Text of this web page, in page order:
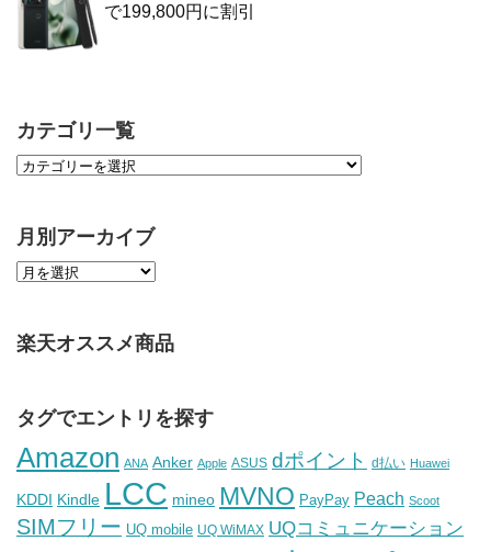
で199,800円に割引
カテゴリ一覧
月別アーカイブ
楽天オススメ商品
タグでエントリを探す
Amazon ANA Anker Apple ASUS dポイント d払い Huawei
KDDI Kindle LCC mineo MVNO PayPay Peach Scoot
SIMフリー UQ mobile UQ WiMAX UQコミュニケーション